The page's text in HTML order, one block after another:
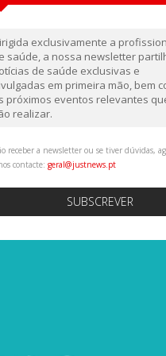
exclusivamente a
saúde, a nossa newsletter
de saúde exclusivas e
em primeira mão, bem
próximos eventos relevantes
realizar.
receber a newsletter ou se tiver dúvidas,
contacte: geral@justnews.pt
SUBSCREVER